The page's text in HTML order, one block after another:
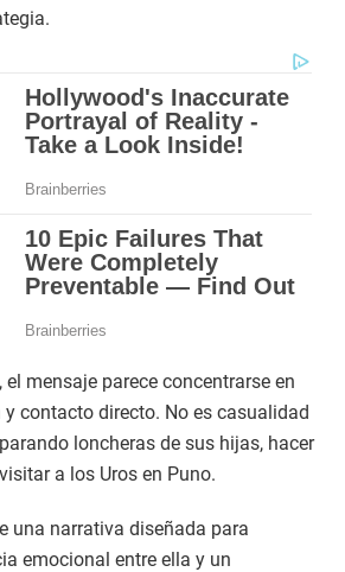
el mensaje parece concentrarse en
contacto directo. No es casualidad
loncheras de sus hijas, hacer
a los Uros en Puno.
una narrativa diseñada para
emocional entre ella y un